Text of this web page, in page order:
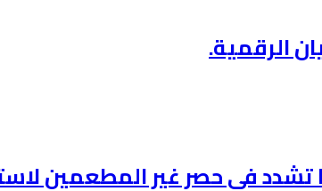
الرقمية.
تشدد في حصر غير المطعمين